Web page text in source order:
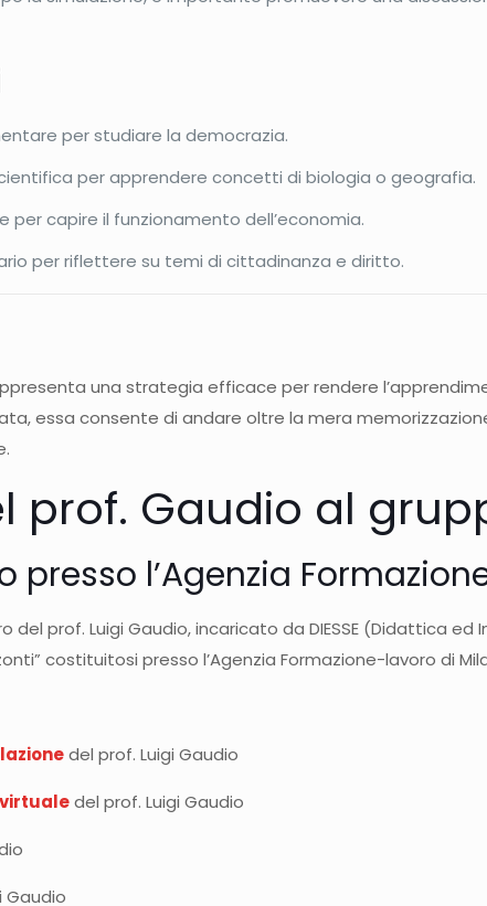
per studiare la democrazia.
per apprendere concetti di biologia o geografia.
per capire il funzionamento dell’economia.
per riflettere su temi di cittadinanza e diritto.
una strategia efficace per rendere
essa consente di andare oltre la mera
Gaudio al
presso l’Agenzia
prof. Luigi Gaudio, incaricato da DIESSE (Didattica
costituitosi presso l’Agenzia Formazione-lavoro di
del prof. Luigi Gaudio
del prof. Luigi Gaudio
Gaudio